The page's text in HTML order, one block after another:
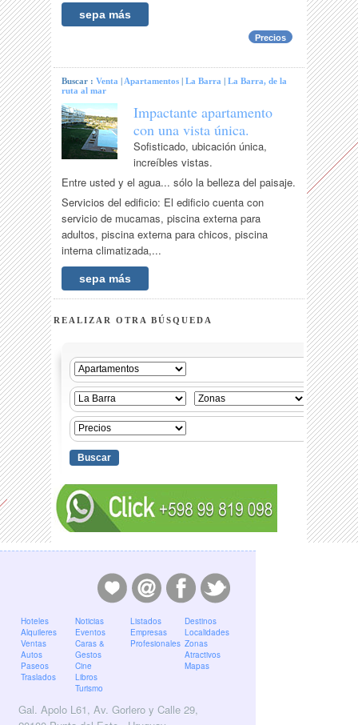
sepa más
Precios
Buscar :Venta |Apartamentos |La Barra |La Barra, de la
ruta al mar
Impactante apartamento
con una vista única.
Sofisticado, ubicación única,
increíbles vistas.
Entre usted y el agua... sólo la belleza del paisaje.
Servicios del edificio: El edificio cuenta con
servicio de mucamas, piscina externa para
adultos, piscina externa para chicos, piscina
interna climatizada,...
sepa más
REALIZAR OTRA BÚSQUEDA
Hoteles
Alquileres
Ventas
Autos
Paseos
Traslados
Noticias
Eventos
Caras &
Gestos
Cine
Libros
Turismo
Listados
Empresas
Profesionales
Destinos
Localidades
Zonas
Atractivos
Mapas
Gal. Apolo L61, Av. Gorlero y Calle 29,